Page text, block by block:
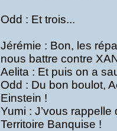
Odd : Et trois...
Jérémie : Bon, les
nous battre contre
Aelita : Et puis on a
Odd : Du bon boulot,
Einstein !
Yumi : J’vous
Territoire Banquise !